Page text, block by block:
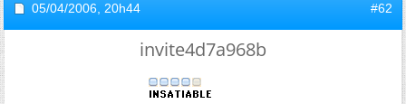
05/04/2006, 20h44 #62
invite4d7a968b